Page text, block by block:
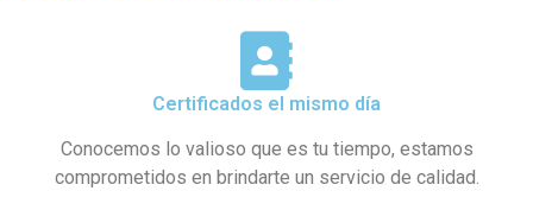
Certificados el mismo día
Conocemos lo valioso que es tu tiempo, estamos
comprometidos en brindarte un servicio de calidad.